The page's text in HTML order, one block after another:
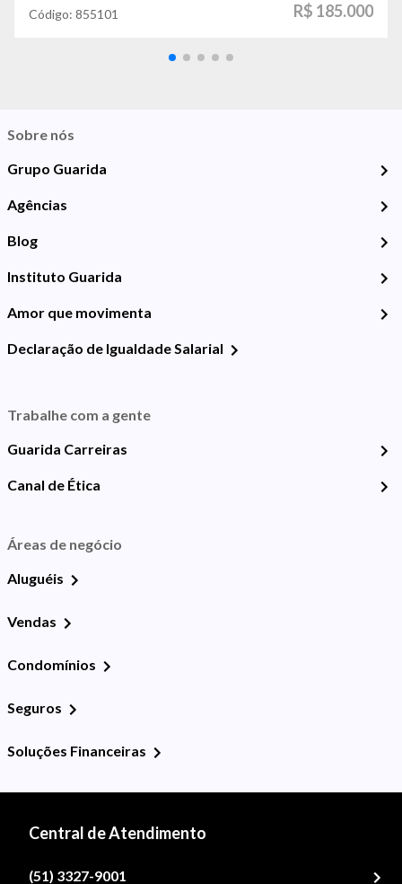
Código: 855101 R$ 185.000
Sobre nós
Grupo Guarida
Agências
Blog
Instituto Guarida
Amor que movimenta
Declaração de Igualdade Salarial
Trabalhe com a gente
Guarida Carreiras
Canal de Ética
Áreas de negócio
Aluguéis
Vendas
Condomínios
Seguros
Soluções Financeiras
Central de Atendimento
(51) 3327-9001